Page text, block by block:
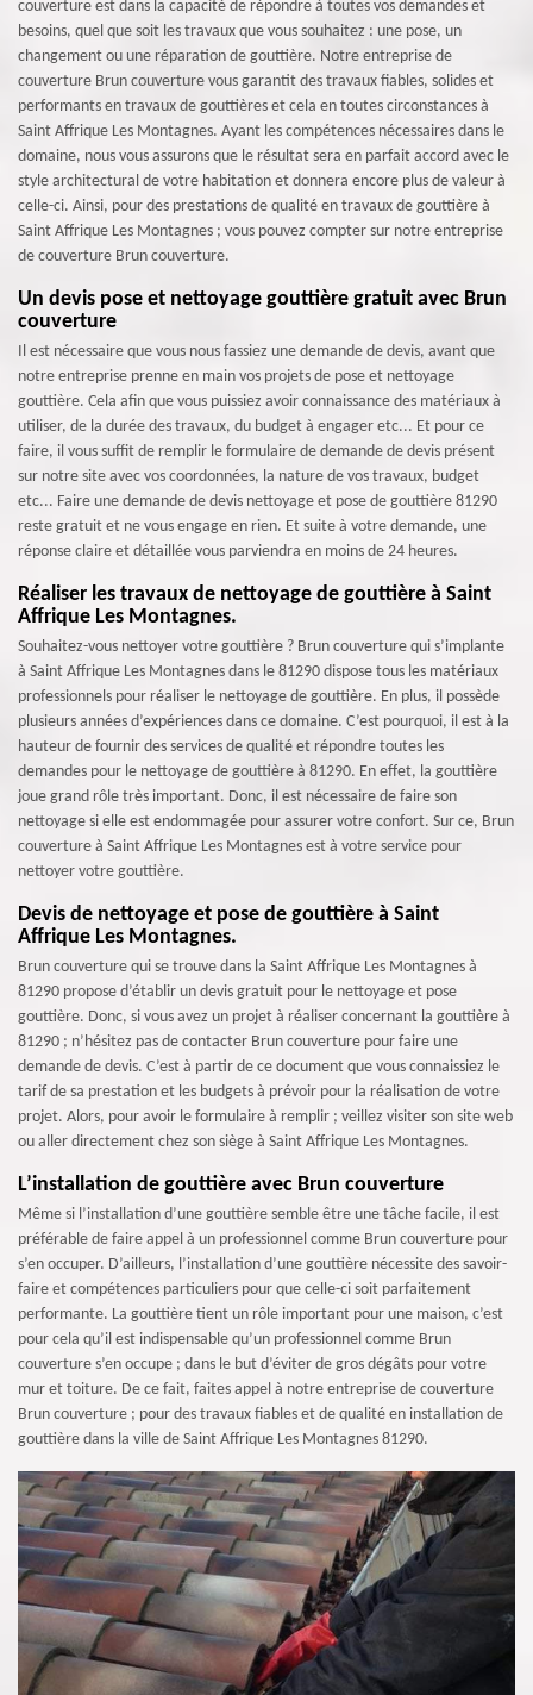
couverture est dans la capacité de répondre à toutes vos demandes et
besoins, quel que soit les travaux que vous souhaitez : une pose, un
changement ou une réparation de gouttière. Notre entreprise de
couverture Brun couverture vous garantit des travaux fiables, solides et
performants en travaux de gouttières et cela en toutes circonstances à
Saint Affrique Les Montagnes. Ayant les compétences nécessaires dans le
domaine, nous vous assurons que le résultat sera en parfait accord avec le
style architectural de votre habitation et donnera encore plus de valeur à
celle-ci. Ainsi, pour des prestations de qualité en travaux de gouttière à
Saint Affrique Les Montagnes ; vous pouvez compter sur notre entreprise
de couverture Brun couverture.
Un devis pose et nettoyage gouttière gratuit avec Brun
couverture
Il est nécessaire que vous nous fassiez une demande de devis, avant que
notre entreprise prenne en main vos projets de pose et nettoyage
gouttière. Cela afin que vous puissiez avoir connaissance des matériaux à
utiliser, de la durée des travaux, du budget à engager etc... Et pour ce
faire, il vous suffit de remplir le formulaire de demande de devis présent
sur notre site avec vos coordonnées, la nature de vos travaux, budget
etc... Faire une demande de devis nettoyage et pose de gouttière 81290
reste gratuit et ne vous engage en rien. Et suite à votre demande, une
réponse claire et détaillée vous parviendra en moins de 24 heures.
Réaliser les travaux de nettoyage de gouttière à Saint
Affrique Les Montagnes.
Souhaitez-vous nettoyer votre gouttière ? Brun couverture qui s’implante
à Saint Affrique Les Montagnes dans le 81290 dispose tous les matériaux
professionnels pour réaliser le nettoyage de gouttière. En plus, il possède
plusieurs années d’expériences dans ce domaine. C’est pourquoi, il est à la
hauteur de fournir des services de qualité et répondre toutes les
demandes pour le nettoyage de gouttière à 81290. En effet, la gouttière
joue grand rôle très important. Donc, il est nécessaire de faire son
nettoyage si elle est endommagée pour assurer votre confort. Sur ce, Brun
couverture à Saint Affrique Les Montagnes est à votre service pour
nettoyer votre gouttière.
Devis de nettoyage et pose de gouttière à Saint
Affrique Les Montagnes.
Brun couverture qui se trouve dans la Saint Affrique Les Montagnes à
81290 propose d’établir un devis gratuit pour le nettoyage et pose
gouttière. Donc, si vous avez un projet à réaliser concernant la gouttière à
81290 ; n’hésitez pas de contacter Brun couverture pour faire une
demande de devis. C’est à partir de ce document que vous connaissiez le
tarif de sa prestation et les budgets à prévoir pour la réalisation de votre
projet. Alors, pour avoir le formulaire à remplir ; veillez visiter son site web
ou aller directement chez son siège à Saint Affrique Les Montagnes.
L’installation de gouttière avec Brun couverture
Même si l’installation d’une gouttière semble être une tâche facile, il est
préférable de faire appel à un professionnel comme Brun couverture pour
s’en occuper. D’ailleurs, l’installation d’une gouttière nécessite des savoir-
faire et compétences particuliers pour que celle-ci soit parfaitement
performante. La gouttière tient un rôle important pour une maison, c’est
pour cela qu’il est indispensable qu’un professionnel comme Brun
couverture s’en occupe ; dans le but d’éviter de gros dégâts pour votre
mur et toiture. De ce fait, faites appel à notre entreprise de couverture
Brun couverture ; pour des travaux fiables et de qualité en installation de
gouttière dans la ville de Saint Affrique Les Montagnes 81290.